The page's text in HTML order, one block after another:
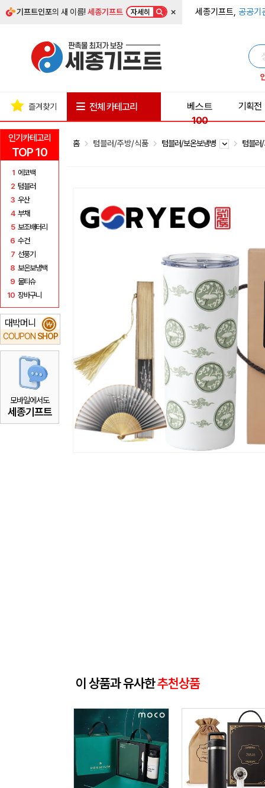
기프트인포의 새 이름!세종기프트 자세히 × 세종기프트, 공공기
인기카테고리
TOP 10
1 에코백
2 텀블러
3 우산
4 부채
5 보조배터리
6 수건
7 선풍기
8 보온보냉백
9 물티슈
10 장바구니
대박머니
COUPON SHOP
₩
모바일에서도
세종기프트
즐겨찾기 전체 카테고리
베스트
100
기획전
홈 텀블러/주방/식품 텀블러/보온보냉병 텀블러
이 상품과 유사한추천상품